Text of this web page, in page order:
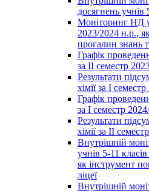
досягнень учнів
Моніторинг НД
2023/2024 н.р.,
прогалин
Графік
за ІІ семестр
Результати
хімії за І
Графік
за І семестр
Результати
хімії за ІІ
Внутрішній
учнів 5-11
як інструмент
ліцеї
Внутрішній